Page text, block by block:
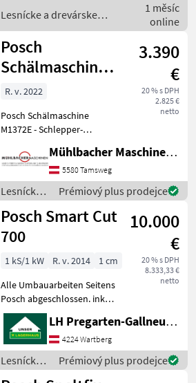
Lesnícke a drevárske
stroje / Posch
1 měsíc
online
Posch
Schälmaschine
M1372E
Zapfwellenantrieb
3.390
€
20 % s DPH
2.825 €
netto
R. v. 2022
Posch Schälmaschine
M1372E - Schlepper-
mind. 7, 5kW - max.
empfohlene
Zapfwellendrehzahl 540
U/min - dreirilliger
Keilriemenantrieb - G
Mühlbacher Maschinen GmbH
5580 Tamsweg
Lesnícke a
drevárske
stroje /
Posch
Prémiový plus prodejce
Posch Smart Cut
700
10.000
€
20 % s DPH
8.333,33 €
netto
1 kS/1 kW R. v. 2014
1 cm
Alle Umbauarbeiten Seitens
Posch abgeschlossen. inkl.
Gelenkwelle , :, Lesnícke a
drevárske stroje Kotúčová
píla
LH Pregarten-Gallneukirchen, Pregarten
4224 Wartberg
Lesnícke a
drevárske
Prémiový plus prodejce